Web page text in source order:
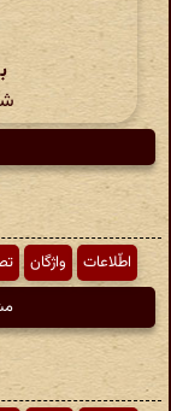
اطّلاعات واژگان